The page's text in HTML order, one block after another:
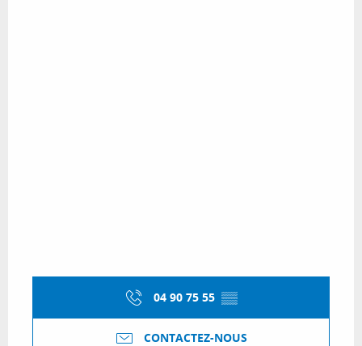
04 90 75 55 ▒▒
CONTACTEZ-NOUS